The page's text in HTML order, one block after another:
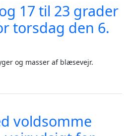
17 til 23 grader
torsdag den 6.
og masser af blæsevejr.
og 17 til 23 grader - vejrudsigt for
voldsomme